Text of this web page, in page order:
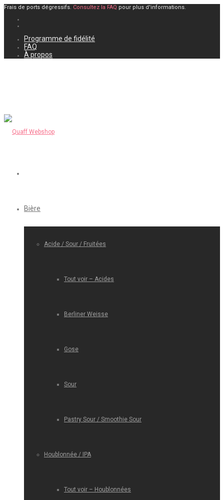
Frais de ports dégressifs. Consultez la FAQ pour plus d'informations.
Programme de fidélité
FAQ
À propos
Bière
Acide / Sour / Fruitées
Tout voir – Acides
Berliner Weisse
Gose
Sour
Pastry Sour / Smoothie Sour
Houblonnée / IPA
Tout voir – Houblonnées